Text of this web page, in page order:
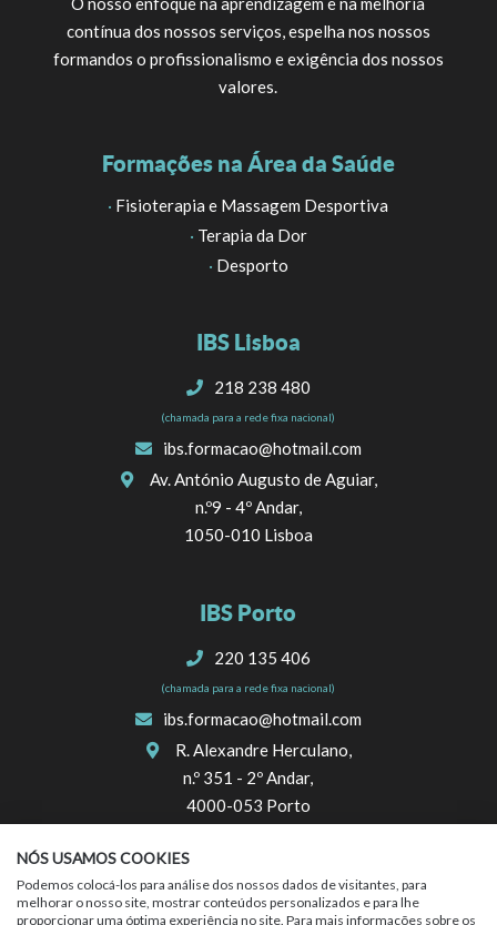
contínua dos nossos serviços, espelha nos nossos
formandos o profissionalismo e exigência dos nossos
valores.
Formações na Área da Saúde
· Fisioterapia e Massagem Desportiva
· Terapia da Dor
· Desporto
IBS Lisboa
218 238 480
(chamada para a rede fixa nacional)
ibs.formacao@hotmail.com
Av. António Augusto de Aguiar,
n.º9 - 4º Andar,
1050-010 Lisboa
IBS Porto
220 135 406
(chamada para a rede fixa nacional)
ibs.formacao@hotmail.com
R. Alexandre Herculano,
n.º 351 - 2º Andar,
4000-053 Porto
NÓS USAMOS COOKIES
Podemos colocá-los para análise dos nossos dados de visitantes, para
melhorar o nosso site, mostrar conteúdos personalizados e para lhe
proporcionar uma óptima experiência no site. Para mais informações sobre os